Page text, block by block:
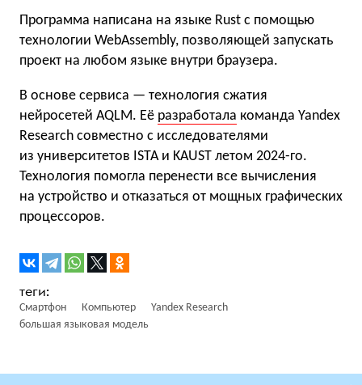
Программа написана на языке Rust с помощью
технологии WebAssembly, позволяющей запускать
проект на любом языке внутри браузера.
В основе сервиса — технология сжатия
нейросетей AQLM. Её разработала команда Yandex
Research совместно с исследователями
из университетов ISTA и KAUST летом 2024-го.
Технология помогла перенести все вычисления
на устройство и отказаться от мощных графических
процессоров.
Смартфон Компьютер
Yandex Research
большая языковая модель